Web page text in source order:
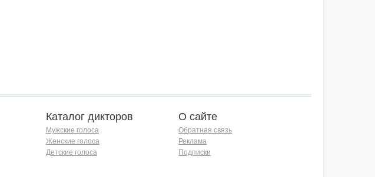
Каталог дикторов
Мужские голоса
Женские голоса
Детские голоса
О сайте
Обратная связь
Реклама
Подписки